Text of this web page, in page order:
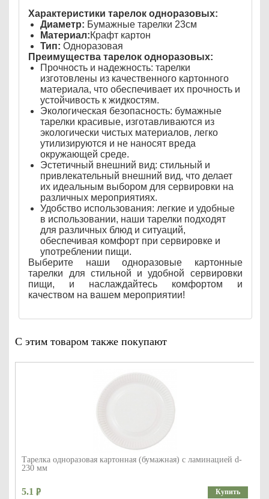
Характеристики тарелок одноразовых:
Диаметр: Бумажные тарелки 23см
Материал:Крафт картон
Тип: Одноразовая
Преимущества тарелок одноразовых:
Прочность и надежность: тарелки
изготовлены из качественного картонного
материала, что обеспечивает их прочность и
устойчивость к жидкостям.
Экологическая безопасность: бумажные
тарелки красивые, изготавливаются из
экологически чистых материалов, легко
утилизируются и не наносят вреда
окружающей среде.
Эстетичный внешний вид: стильный и
привлекательный внешний вид, что делает
их идеальным выбором для сервировки на
различных мероприятиях.
Удобство использования: легкие и удобные
в использовании, наши тарелки подходят
для различных блюд и ситуаций,
обеспечивая комфорт при сервировке и
употреблении пищи.
Выберите наши одноразовые картонные
тарелки для стильной и удобной сервировки
пищи, и наслаждайтесь комфортом и
качеством на вашем мероприятии!
С этим товаром также покупают
Тарелка одноразовая картонная (бумажная) с ламинацией d-
230 мм
5.1 Купить